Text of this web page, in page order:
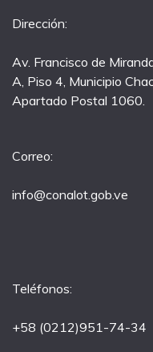
Dirección:
Av. Francisco de
A, Piso 4, Municipio
Apartado Postal 1060.
Correo:
info@conalot.gob.ve
Teléfonos:
+58 (0212)951-74-34